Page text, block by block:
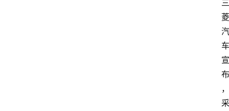
三
菱
汽
车
宣
布
，
采